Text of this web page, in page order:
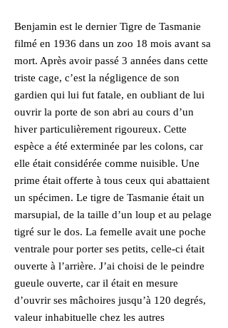
Benjamin est le dernier Tigre de Tasmanie
filmé en 1936 dans un zoo 18 mois avant sa
mort. Après avoir passé 3 années dans cette
triste cage, c’est la négligence de son
gardien qui lui fut fatale, en oubliant de lui
ouvrir la porte de son abri au cours d’un
hiver particulièrement rigoureux. Cette
espèce a été exterminée par les colons, car
elle était considérée comme nuisible. Une
prime était offerte à tous ceux qui abattaient
un spécimen. Le tigre de Tasmanie était un
marsupial, de la taille d’un loup et au pelage
tigré sur le dos. La femelle avait une poche
ventrale pour porter ses petits, celle-ci était
ouverte à l’arrière. J’ai choisi de le peindre
gueule ouverte, car il était en mesure
d’ouvrir ses mâchoires jusqu’à 120 degrés,
valeur inhabituelle chez les autres